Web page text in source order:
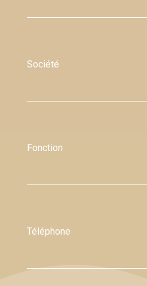
Société
Fonction
Téléphone